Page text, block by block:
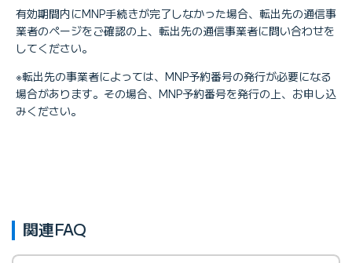
有効期間内にMNP手続きが完了しなかった場合、転出先の通信事
業者のページをご確認の上、転出先の通信事業者に問い合わせを
してください。
※転出先の事業者によっては、MNP予約番号の発行が必要になる
場合があります。その場合、MNP予約番号を発行の上、お申し込
みください。
関連FAQ